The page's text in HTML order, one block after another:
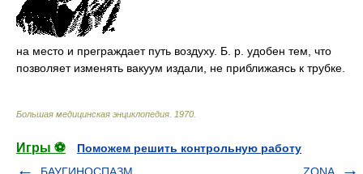
на место и преграждает путь воздуху. Б. р. удобен тем, что
позволяет изменять вакуум издали, не приближаясь к трубке.
Большая медицинская энциклопедия 1970
Игры ⚽
Поможем решить контрольную работу